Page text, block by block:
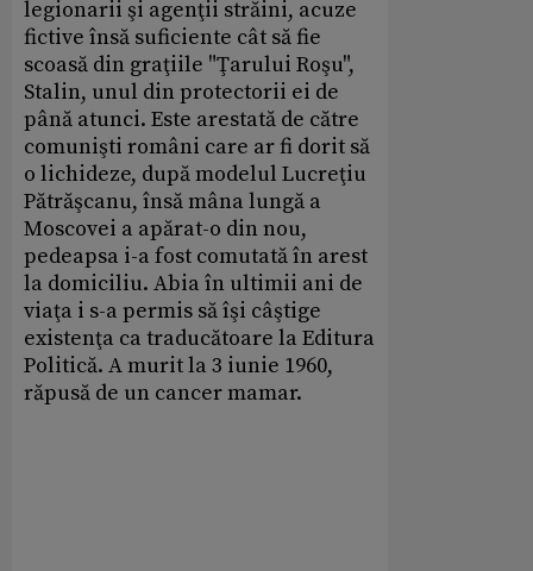
legionarii şi agenţii străini, acuze
fictive însă suficiente cât să fie
scoasă din graţiile "Ţarului Roşu",
Stalin, unul din protectorii ei de
până atunci. Este arestată de către
comunişti români care ar fi dorit să
o lichideze, după modelul Lucreţiu
Pătrăşcanu, însă mâna lungă a
Moscovei a apărat-o din nou,
pedeapsa i-a fost comutată în arest
la domiciliu. Abia în ultimii ani de
viaţa i s-a permis să îşi câştige
existenţa ca traducătoare la Editura
Politică. A murit la 3 iunie 1960,
răpusă de un cancer mamar.